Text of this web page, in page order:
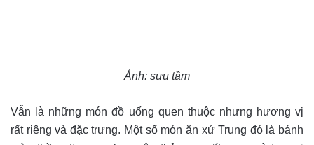
Ảnh: sưu tầm
Vẫn là những món đồ uống quen thuộc nhưng hương vị
rất riêng và đặc trưng. Một số món ăn xứ Trung đó là bánh